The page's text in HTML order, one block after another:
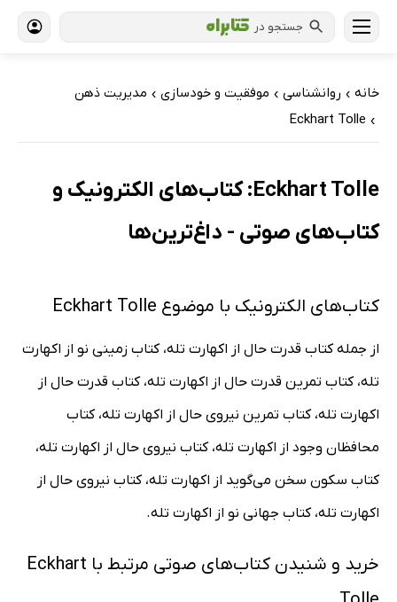
جستجو در
خانه › روانشناسی › موفقیت و خودسازی › مدیریت ذهن
›
Eckhart Tolle
Eckhart Tolle: کتاب‌های الکترونیک و
کتاب‌های صوتی - داغ‌ترین‌ها
کتاب‌های الکترونیک با موضوع Eckhart Tolle
از جمله کتاب قدرت حال از اکهارت تله، کتاب زمینی نو از اکهارت
تله، کتاب تمرین قدرت حال از اکهارت تله، کتاب قدرت حال از
اکهارت تله، کتاب تمرین نیروی حال از اکهارت تله، کتاب
محافظان وجود از اکهارت تله، کتاب نیروی حال از اکهارت تله،
کتاب سکون سخن می‌گوید از اکهارت تله، کتاب نیروی حال از
اکهارت تله، کتاب جهانی نو از اکهارت تله.
خرید و شنیدن کتاب‌های صوتی مرتبط با Eckhart